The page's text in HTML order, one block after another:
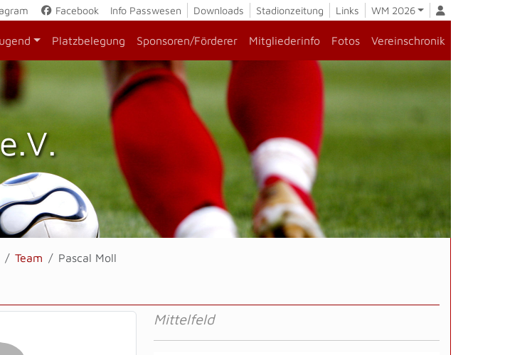
Facebook Info Passwesen Downloads Stadionzeitung Links WM 2026
Platzbelegung Sponsoren/Förderer Mitgliederinfo Fotos Vereinschronik
Team Pascal Moll
Mittelfeld